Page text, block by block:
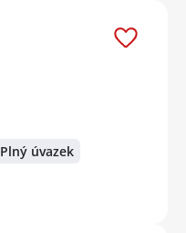
Plný úvazek